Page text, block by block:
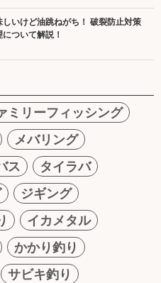
いけど油跳ねがち！ 破裂防止対策
ついて解説！
ミリーフィッシング
メバリング
ス
タイラバ
ジギング
イカメタル
かかり釣り
サビキ釣り